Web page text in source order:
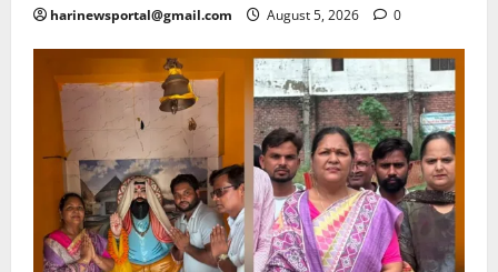
harinewsportal@gmail.com August 5, 2026 0